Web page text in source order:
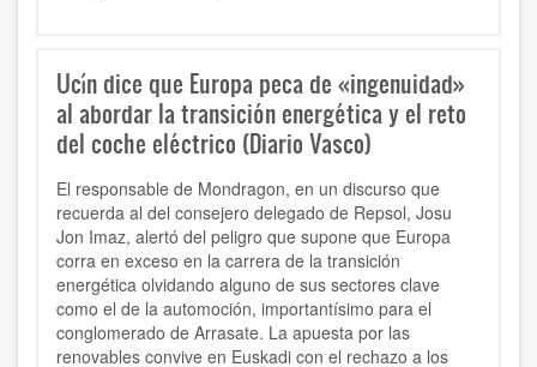
Ucín dice que Europa peca de «ingenuidad»
al abordar la transición energética y el reto
del coche eléctrico (Diario Vasco)
El responsable de Mondragon, en un discurso que
recuerda al del consejero delegado de Repsol, Josu
Jon Imaz, alertó del peligro que supone que Europa
corra en exceso en la carrera de la transición
energética olvidando alguno de sus sectores clave
como el de la automoción, importantísimo para el
conglomerado de Arrasate. La apuesta por las
renovables convive en Euskadi con el rechazo a los